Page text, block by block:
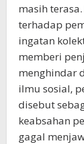
masih
terhadap
ingatan
memberi
menghindar
ilmu sosial,
disebut
keabsahan
gagal